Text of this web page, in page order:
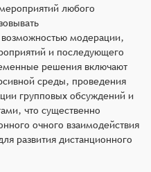
любого
возможностью модерации,
и последующего
решения включают
среды, проведения
групповых обсуждений и
что существенно
очного взаимодействия
развития дистанционного